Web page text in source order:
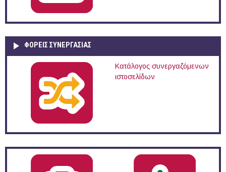
ΦΟΡΕΙΣ ΣΥΝΕΡΓΑΣΙΑΣ
Κατάλογος συνεργαζόμενων
ιστοσελίδων